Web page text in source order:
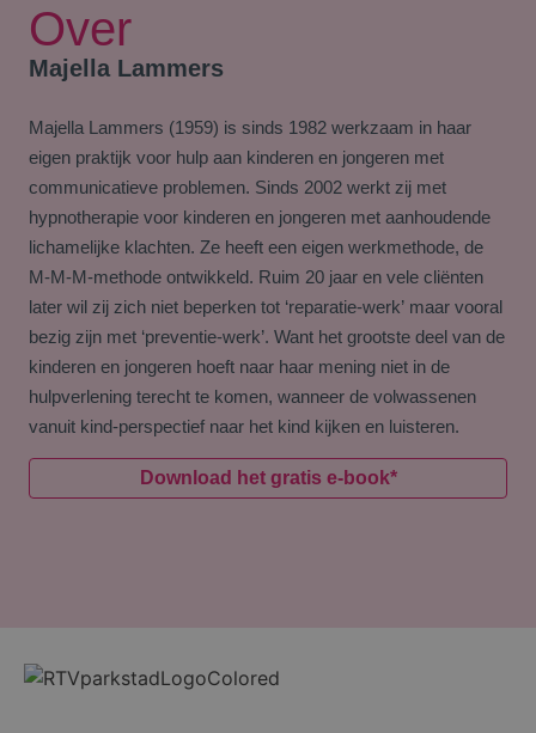
Over
Majella Lammers
Majella Lammers (1959) is sinds 1982 werkzaam in haar
eigen praktijk voor hulp aan kinderen en jongeren met
communicatieve problemen. Sinds 2002 werkt zij met
hypnotherapie voor kinderen en jongeren met aanhoudende
lichamelijke klachten. Ze heeft een eigen werkmethode, de
M-M-M-methode ontwikkeld. Ruim 20 jaar en vele cliënten
later wil zij zich niet beperken tot ‘reparatie-werk’ maar vooral
bezig zijn met ‘preventie-werk’. Want het grootste deel van de
kinderen en jongeren hoeft naar haar mening niet in de
hulpverlening terecht te komen, wanneer de volwassenen
vanuit kind-perspectief naar het kind kijken en luisteren.
Download het gratis e-book*